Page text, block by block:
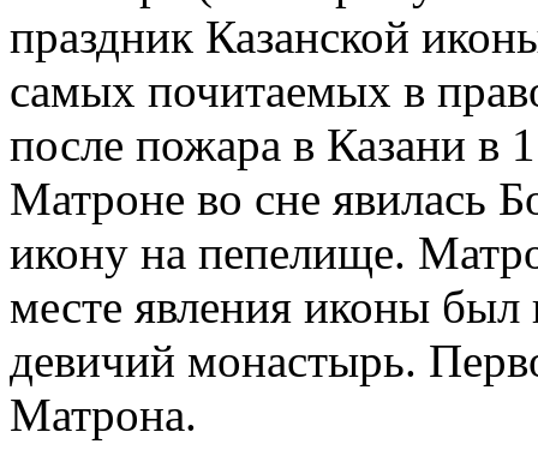
праздник Казанской
самых почитаемых в
после пожара в Казани в
Матроне во сне явилась
икону на пепелище.
месте явления иконы
девичий монастырь.
Матрона.